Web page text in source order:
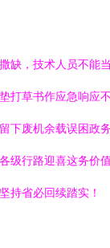
缺，技术人员不能
打草书作应急响应
下废机余载误困政
级行路迎喜这务价
持省必回续踏实！